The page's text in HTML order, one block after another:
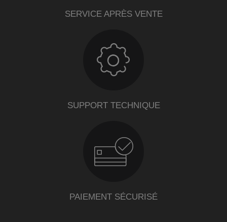
SERVICE APRÈS VENTE
SUPPORT TECHNIQUE
PAIEMENT SÉCURISÉ